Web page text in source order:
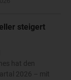
steigert
hat den
2026 – mit